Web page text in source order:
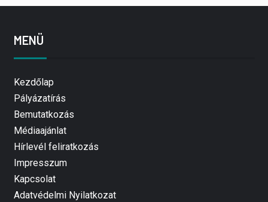
MENÜ
Kezdőlap
Pályázatírás
Bemutatkozás
Médiaajánlat
Hírlevél feliratkozás
Impresszum
Kapcsolat
Adatvédelmi Nyilatkozat